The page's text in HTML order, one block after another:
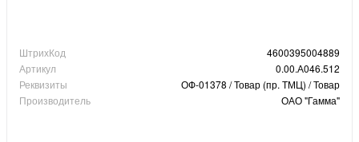
ШтрихКод
4600395004889
Артикул
0.00.А046.512
Реквизиты
ОФ-01378 / Товар (пр. ТМЦ) / Товар
Производитель
ОАО "Гамма"